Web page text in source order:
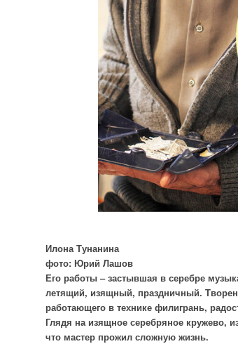
Илона Тунанина
фото: Юрий Лашов
Его работы – застывшая в серебре
летящий, изящный, праздничный.
работающего в технике филигрань,
Глядя на изящное серебряное кружево,
что мастер прожил сложную жизнь.